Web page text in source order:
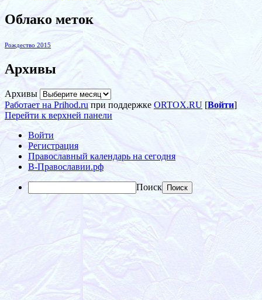
Облако меток
Рождество 2015
Архивы
Архивы
Работает на Prihod.ru при поддержке ORTOX.RU [Войти]
Перейти к верхней панели
Войти
Регистрация
Православный календарь на сегодня
В-Православии.рф
Поиск